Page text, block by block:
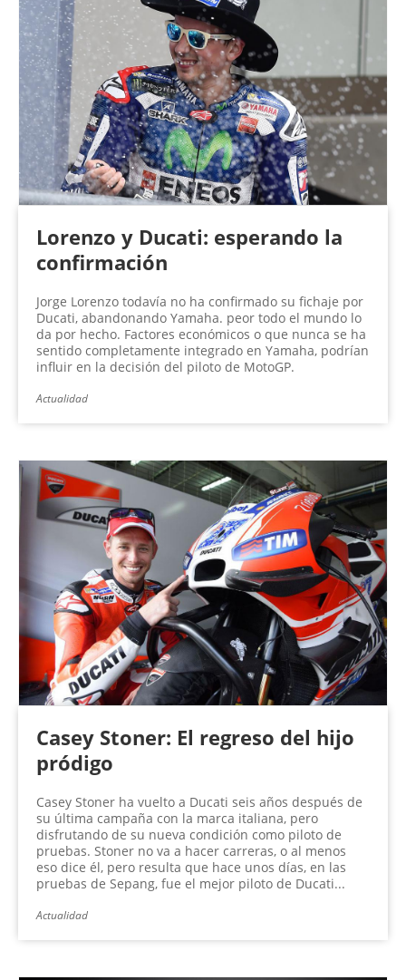
Lorenzo y Ducati: esperando la
confirmación
Jorge Lorenzo todavía no ha confirmado su fichaje por
Ducati, abandonando Yamaha. peor todo el mundo lo
da por hecho. Factores económicos o que nunca se ha
sentido completamente integrado en Yamaha, podrían
influir en la decisión del piloto de MotoGP.
Actualidad
Casey Stoner: El regreso del hijo
pródigo
Casey Stoner ha vuelto a Ducati seis años después de
su última campaña con la marca italiana, pero
disfrutando de su nueva condición como piloto de
pruebas. Stoner no va a hacer carreras, o al menos
eso dice él, pero resulta que hace unos días, en las
pruebas de Sepang, fue el mejor piloto de Ducati...
Actualidad